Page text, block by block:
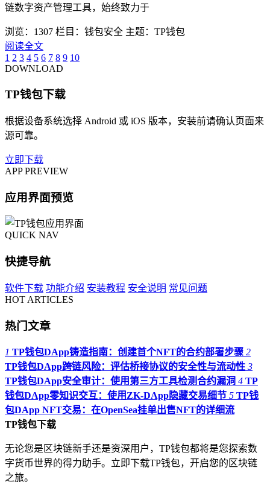
链数字资产管理工具，始终致力于
浏览：1307 栏目：钱包安全 主题：TP钱包
阅读全文
1 2 3 4 5 6 7 8 9 10
DOWNLOAD
TP钱包下载
根据设备系统选择 Android 或 iOS 版本，安装前请确认页面来
源可靠。
立即下载
APP PREVIEW
应用界面预览
QUICK NAV
快捷导航
软件下载 功能介绍 安装教程 安全说明 常见问题
HOT ARTICLES
热门文章
1 TP钱包DApp铸造指南：创建首个NFT的合约部署步骤 2
TP钱包DApp跨链风险：评估桥接协议的安全性与流动性 3
TP钱包DApp安全审计：使用第三方工具检测合约漏洞 4 TP
钱包DApp零知识交互：使用ZK-DApp隐藏交易细节 5 TP钱
包DApp NFT交易：在OpenSea挂单出售NFT的详细流
TP钱包下载
无论您是区块链新手还是资深用户，TP钱包都将是您探索数
字货币世界的得力助手。立即下载TP钱包，开启您的区块链
之旅。